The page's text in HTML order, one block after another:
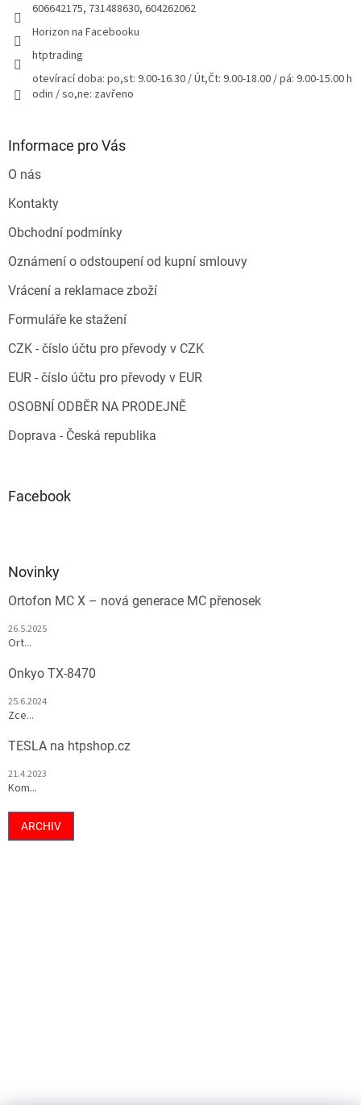
606642175, 731488630, 604262062
Horizon na Facebooku
htptrading
otevírací doba: po,st: 9.00-16.30 / Út,Čt: 9.00-18.00 / pá: 9.00-15.00 h
odin / so,ne: zavřeno
Informace pro Vás
O nás
Kontakty
Obchodní podmínky
Oznámení o odstoupení od kupní smlouvy
Vrácení a reklamace zboží
Formuláře ke stažení
CZK - číslo účtu pro převody v CZK
EUR - číslo účtu pro převody v EUR
OSOBNÍ ODBĚR NA PRODEJNĚ
Doprava - Česká republika
Facebook
Novinky
Ortofon MC X – nová generace MC přenosek
26.5.2025
Ort...
Onkyo TX-8470
25.6.2024
Zce...
TESLA na htpshop.cz
21.4.2023
Kom...
ARCHIV